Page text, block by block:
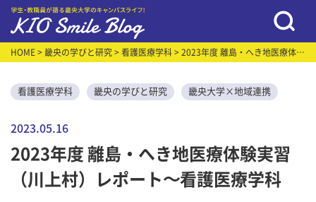
HOME > 畿央の学びと研究 > 看護医療学科 > 2023年度 離島・へき地医療体験
実習（川上村）レポート～看護医療学科
看護医療学科 畿央の学びと研究 畿央大学×地域連携
2023.05.16
2023年度 離島・へき地医療体験実習
（川上村）レポート～看護医療学科